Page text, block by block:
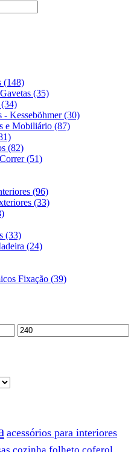
(148)
(35)
- Kesseböhmer (30)
e Mobiliário (87)
(82)
(51)
(96)
(33)
(33)
(24)
Fixação (39)
Preço
acessórios para interiores